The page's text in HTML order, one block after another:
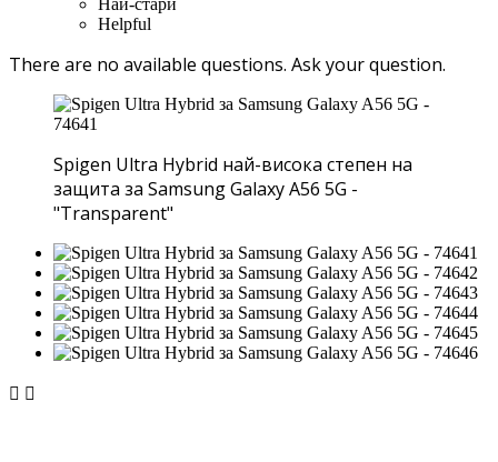
Helpful
There are no available questions. Ask your question.
Spigen Ultra Hybrid най-висока степен на
защита за Samsung Galaxy A56 5G -
"Transparent"
 